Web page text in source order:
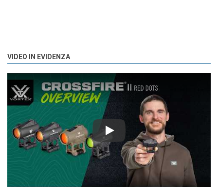
VIDEO IN EVIDENZA
Play